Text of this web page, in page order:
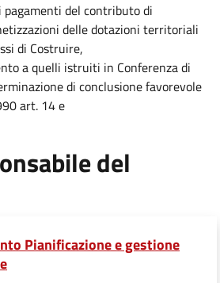
del contributo di
delle dotazioni territoriali
di Costruire,
a quelli istruiti in Conferenza di
di conclusione favorevole
art. 14 e
del
Pianificazione e gestione